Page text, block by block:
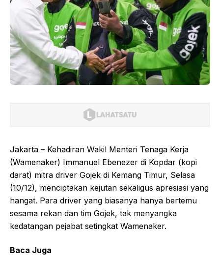
Jakarta – Kehadiran Wakil Menteri Tenaga Kerja
(Wamenaker) Immanuel Ebenezer di Kopdar (kopi
darat) mitra driver Gojek di Kemang Timur, Selasa
(10/12), menciptakan kejutan sekaligus apresiasi yang
hangat. Para driver yang biasanya hanya bertemu
sesama rekan dan tim Gojek, tak menyangka
kedatangan pejabat setingkat Wamenaker.
Baca Juga